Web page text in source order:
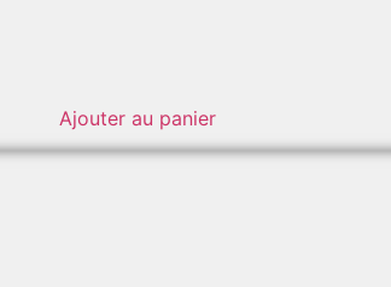
Ajouter au panier